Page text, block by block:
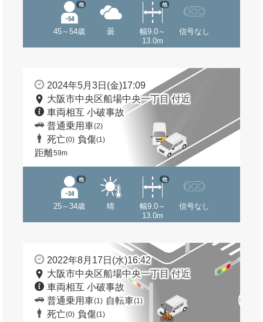
45～54歳
他
曇
幅9.0～
13.0m
他
信号なし
2024年5月3日(金)17:09
大阪市中央区船場中央一丁目 付近
車両相互 小破事故
普通乗用車(2)
死亡(0) 負傷(1)
距離59m
25～34歳
他
晴
幅9.0～
13.0m
他
信号なし
2022年8月17日(水)16:42
大阪市中央区船場中央一丁目 付近
車両相互 小破事故
普通乗用車(1) 自転車(1)
死亡(0) 負傷(1)